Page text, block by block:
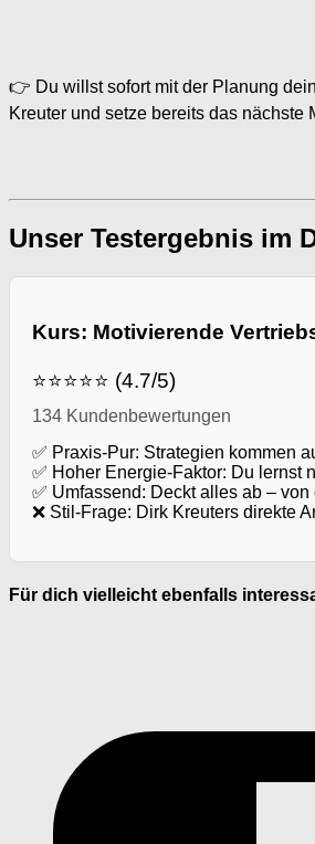
👉 Du willst sofort mit der Planung
Kreuter und setze bereits das nächste
Unser Testergebnis im
Kurs: Motivierende
⭐⭐⭐⭐⭐ (4.7/5)
134 Kundenbewertungen
✅ Praxis-Pur: Strategien kommen
✅ Hoher Energie-Faktor: Du lernst
✅ Umfassend: Deckt alles ab –
❌ Stil-Frage: Dirk Kreuters direkte
Für dich vielleicht ebenfalls